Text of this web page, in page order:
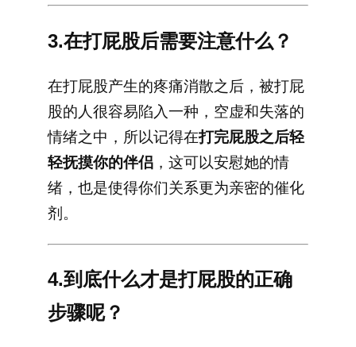
3.在打屁股后需要注意什么？
在打屁股产生的疼痛消散之后，被打屁
股的人很容易陷入一种，空虚和失落的
情绪之中，所以记得在打完屁股之后轻
轻抚摸你的伴侣 ，这可以安慰她的情
绪，也是使得你们关系更为亲密的催化
剂。
4.到底什么才是打屁股的正确
步骤呢？